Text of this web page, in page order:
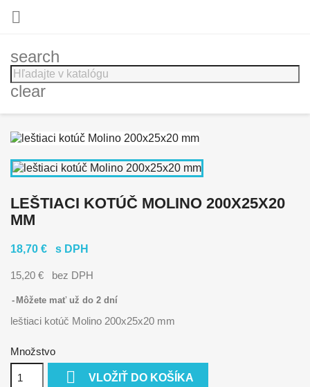

search
clear
LEŠTIACI KOTÚČ MOLINO 200X25X20
MM
18,70 € s DPH
15,20 € bez DPH
Môžete mať už do 2 dní
leštiaci kotúč Molino 200x25x20 mm
Množstvo
 VLOŽIŤ DO KOŠÍKA